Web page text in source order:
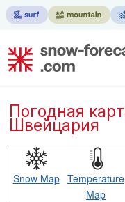
Погодная карта и состояние снега в
Швейцария
Snow Map Temperature
Map